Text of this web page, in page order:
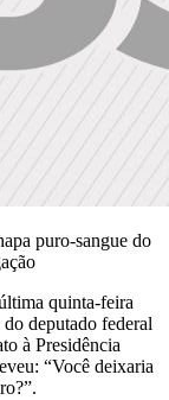
puro-sangue do
quinta-feira
deputado federal
à Presidência
“Você deixaria